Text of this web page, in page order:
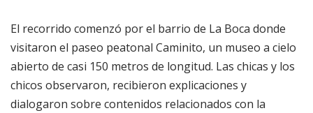
El recorrido comenzó por el barrio de La Boca donde
visitaron el paseo peatonal Caminito, un museo a cielo
abierto de casi 150 metros de longitud. Las chicas y los
chicos observaron, recibieron explicaciones y
dialogaron sobre contenidos relacionados con la